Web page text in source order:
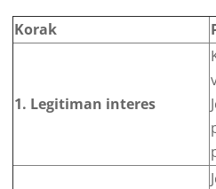
Korak
1. Legitiman interes